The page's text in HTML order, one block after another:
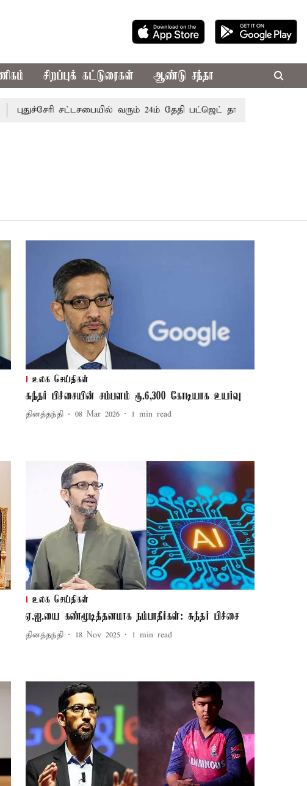
சிறப்புக் கட்டுரைகள் ஆண்டு சந்தா
சட்டசபையில் வரும் 24ம் தேதி பட்ஜெட் தாக்கல் செய்கிறார்
உலக செய்திகள்
சுந்தர் பிச்சையின் சம்பளம் ரூ.6,300 கோடியாக உயர்வு
தினத்தந்தி 08 Mar 2026 1 min read
உலக செய்திகள்
ஏ.ஐ.யை கண்மூடித்தனமாக நம்பாதீர்கள்: சுந்தர் பிச்சை
தினத்தந்தி 18 Nov 2025 1 min read